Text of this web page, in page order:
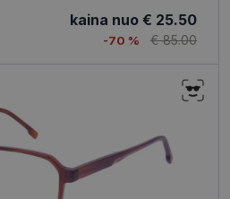
kaina nuo € 25.50
-70 % € 85.00